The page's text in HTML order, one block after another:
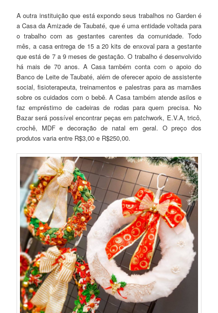
A outra instituição que está expondo seus trabalhos no Garden é
a Casa da Amizade de Taubaté, que é uma entidade voltada para
o trabalho com as gestantes carentes da comunidade. Todo
mês, a casa entrega de 15 a 20 kits de enxoval para a gestante
que está de 7 a 9 meses de gestação. O trabalho é desenvolvido
há mais de 70 anos. A Casa também conta com o apoio do
Banco de Leite de Taubaté, além de oferecer apoio de assistente
social, fisioterapeuta, treinamentos e palestras para as mamães
sobre os cuidados com o bebê. A Casa também atende asilos e
faz empréstimo de cadeiras de rodas para quem precisa. No
Bazar será possível encontrar peças em patchwork, E.V.A, tricô,
crochê, MDF e decoração de natal em geral. O preço dos
produtos varia entre R$3,00 e R$250,00.